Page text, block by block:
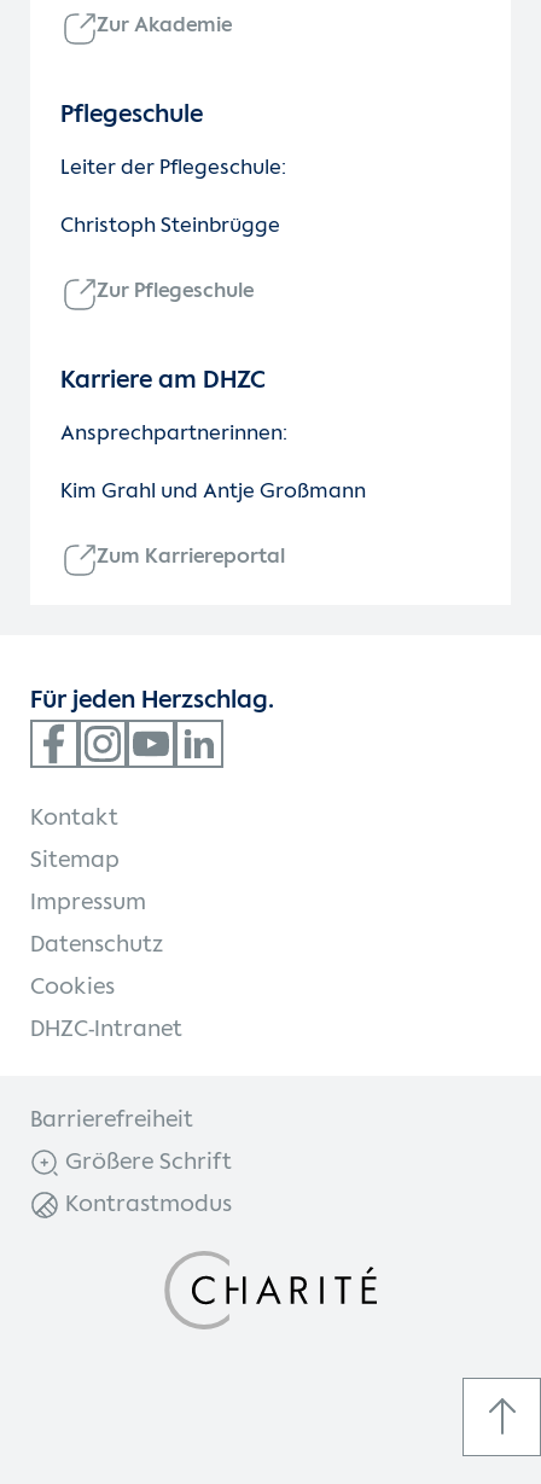
Zur Akademie
Pflegeschule
Leiter der Pflegeschule:
Christoph Steinbrügge
Zur Pflegeschule
Karriere am DHZC
Ansprechpartnerinnen:
Kim Grahl und Antje Großmann
Zum Karriereportal
Für jeden Herzschlag.
Kontakt
Sitemap
Impressum
Datenschutz
Cookies
DHZC-Intranet
Barrierefreiheit
Größere Schrift
Kontrastmodus